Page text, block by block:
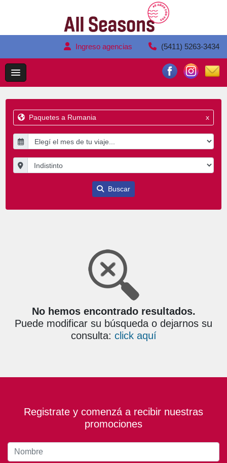
Ingreso agencias (5411) 5263-3434
Paquetes a Rumania x
Buscar
No hemos encontrado resultados.
Puede modificar su búsqueda o dejarnos su
consulta: click aquí
Registrate y comenzá a recibir nuestras
promociones